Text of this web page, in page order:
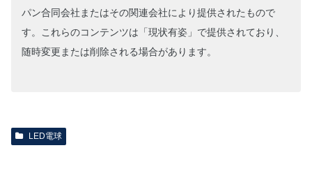
パン合同会社またはその関連会社により提供されたもので
す。これらのコンテンツは「現状有姿」で提供されており、
随時変更または削除される場合があります。
LED電球